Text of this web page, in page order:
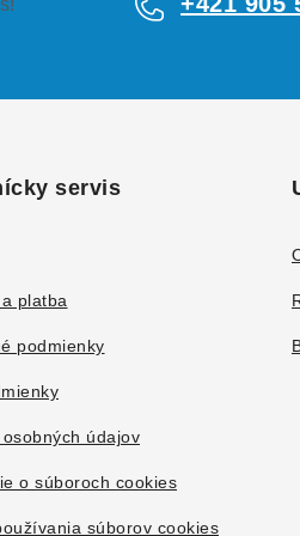
servis
platba
podmienky
údajov
o súboroch cookies
súborov cookies